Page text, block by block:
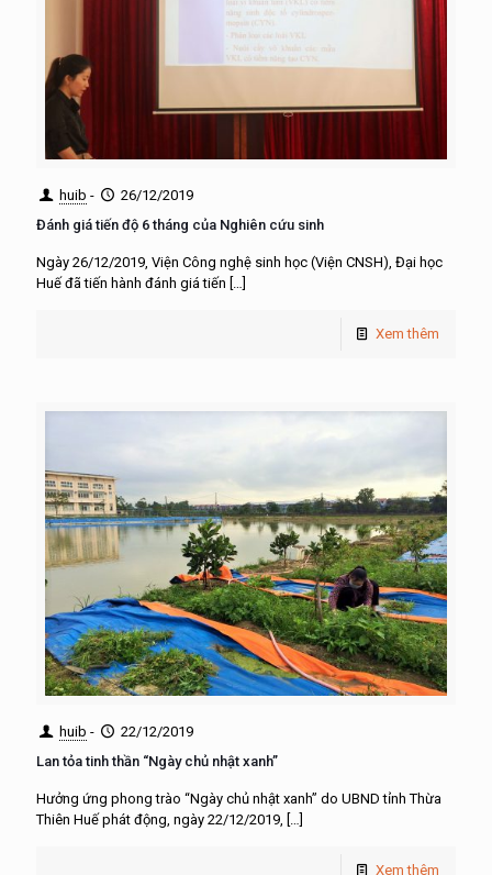
huib -
26/12/2019
Đánh giá tiến độ 6 tháng của Nghiên cứu sinh
Ngày 26/12/2019, Viện Công nghệ sinh học (Viện CNSH), Đại học
Huế đã tiến hành đánh giá tiến […]
Xem thêm
huib -
22/12/2019
Lan tỏa tinh thần “Ngày chủ nhật xanh”
Hưởng ứng phong trào “Ngày chủ nhật xanh” do UBND tỉnh Thừa
Thiên Huế phát động, ngày 22/12/2019, […]
Xem thêm